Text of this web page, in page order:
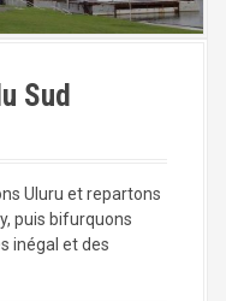
Sud
Uluru et repartons
puis bifurquons
inégal et des